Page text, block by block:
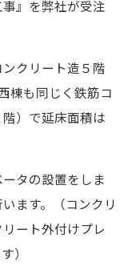
』を弊社が受注
クリート造５階
棟も同じく鉄筋コ
）で延床面積は
タの設置をしま
ます。（コンクリ
ート外付けプレ
）